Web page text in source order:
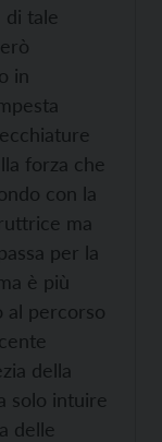
di tale
in
forza che
con la
ma
per la
è più
al percorso
della
solo intuire
delle